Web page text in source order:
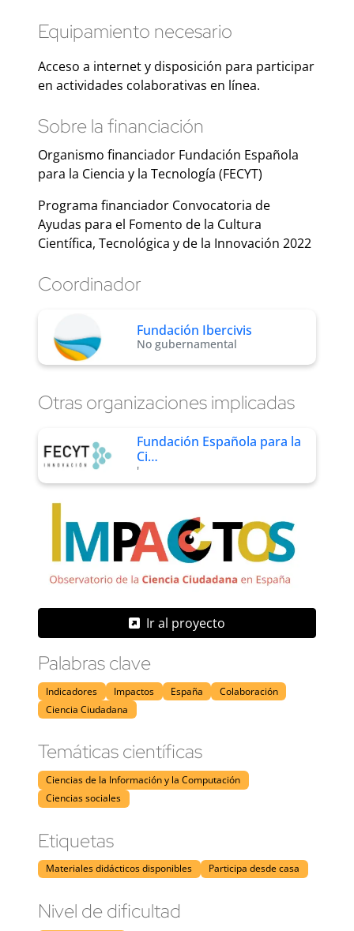
Equipamiento necesario
Acceso a internet y disposición para participar
en actividades colaborativas en línea.
Sobre la financiación
Organismo financiador Fundación Española
para la Ciencia y la Tecnología (FECYT)
Programa financiador Convocatoria de
Ayudas para el Fomento de la Cultura
Científica, Tecnológica y de la Innovación 2022
Coordinador
Fundación Ibercivis
No gubernamental
Otras organizaciones implicadas
Fundación Española para la
Ci…
'
Ir al proyecto
Palabras clave
Indicadores Impactos España
Colaboración
Ciencia Ciudadana
Temáticas científicas
Ciencias de la Información y la Computación
Ciencias sociales
Etiquetas
Materiales didácticos disponibles Participa desde casa
Nivel de dificultad